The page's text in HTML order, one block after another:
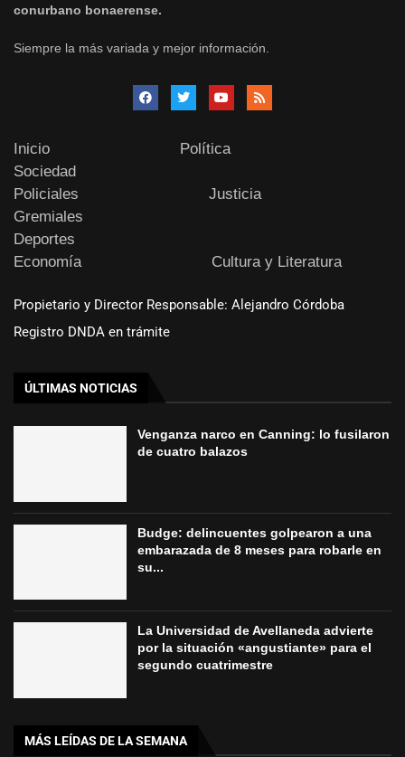
conurbano bonaerense.
Siempre la más variada y mejor información.
Inicio
Política
Sociedad
Policiales
Justicia
Gremiales
Deportes
Economía
Cultura y Literatura
Propietario y Director Responsable: Alejandro Córdoba
Registro DNDA en trámite
ÚLTIMAS NOTICIAS
Venganza narco en Canning: lo fusilaron
de cuatro balazos
Budge: delincuentes golpearon a una
embarazada de 8 meses para robarle en
su...
La Universidad de Avellaneda advierte
por la situación «angustiante» para el
segundo cuatrimestre
MÁS LEÍDAS DE LA SEMANA